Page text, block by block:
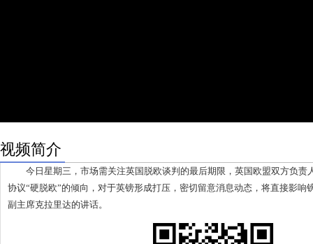
视频简介
今日星期三，市场需关注英国脱欧谈判的最后期限，英国欧盟双方负责
协议“硬脱欧”的倾向，对于英镑形成打压，密切留意消息动态，将直接影响
副主席克拉里达的讲话。